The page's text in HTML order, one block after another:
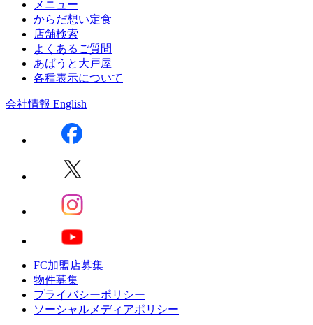
メニュー
からだ想い定食
店舗検索
よくあるご質問
あばうと大戸屋
各種表示について
会社情報 English
FC加盟店募集
物件募集
プライバシーポリシー
ソーシャルメディアポリシー